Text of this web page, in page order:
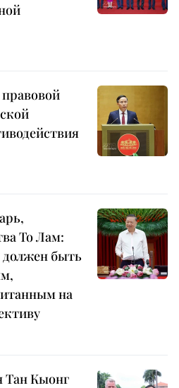
То Лам:
быть
на
Тан Кыонг